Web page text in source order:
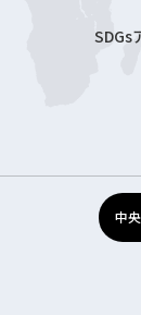
SDGs
中